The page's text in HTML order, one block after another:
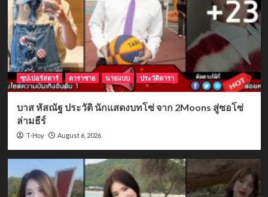
ซุปเปอร์สตาร์ ดาราชาย นายแบบ ประวัติดารา
บาส หัสณัฐ ประวัติ นักแสดงบทโซ่ จาก 2Moons สู่ซอโซ่
ล่ามธีร์
T-Hoy August 6, 2026